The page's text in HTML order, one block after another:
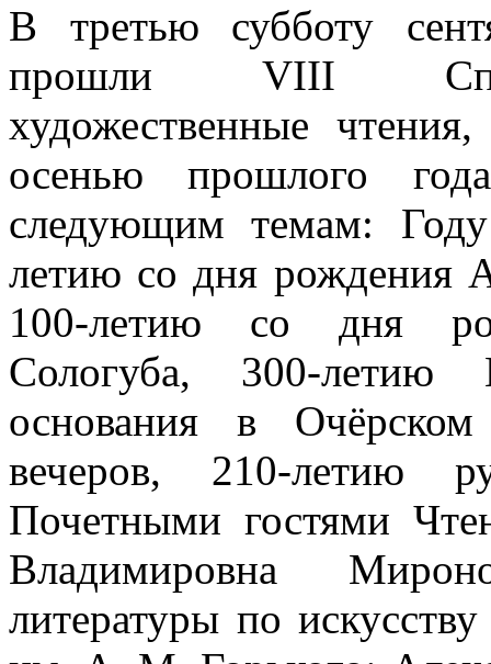
В третью субботу
прошли VIII
художественные
осенью прошлого
следующим темам:
летию со дня рождения
100-летию со дня
Сологуба, 300-
основания в
вечеров, 210-летию
Почетными гостями
Владимировна
литературы по